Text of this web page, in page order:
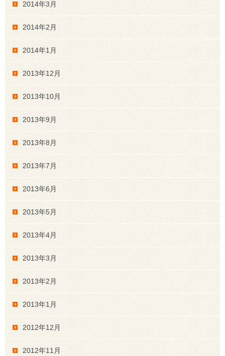
2014年3月
2014年2月
2014年1月
2013年12月
2013年10月
2013年9月
2013年8月
2013年7月
2013年6月
2013年5月
2013年4月
2013年3月
2013年2月
2013年1月
2012年12月
2012年11月